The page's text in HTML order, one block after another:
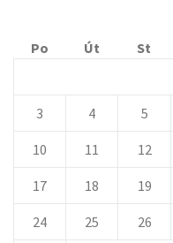
Po
Út St
3 4 5
10 11 12
17 18 19
24 25 26